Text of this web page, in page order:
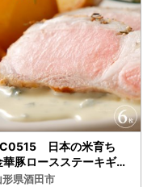
日本の米育ち
華豚ロースステーキギフ
形県酒田市